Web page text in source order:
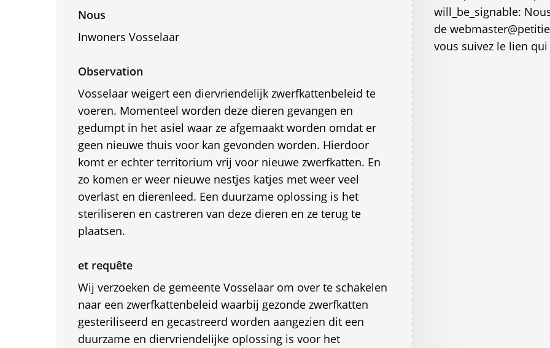
Nous
Inwoners Vosselaar
Observation
Vosselaar weigert een diervriendelijk zwerfkattenbeleid te
voeren. Momenteel worden deze dieren gevangen en
gedumpt in het asiel waar ze afgemaakt worden omdat er
geen nieuwe thuis voor kan gevonden worden. Hierdoor
komt er echter territorium vrij voor nieuwe zwerfkatten. En
zo komen er weer nieuwe nestjes katjes met weer veel
overlast en dierenleed. Een duurzame oplossing is het
steriliseren en castreren van deze dieren en ze terug te
plaatsen.
et requête
Wij verzoeken de gemeente Vosselaar om over te schakelen
naar een zwerfkattenbeleid waarbij gezonde zwerfkatten
gesteriliseerd en gecastreerd worden aangezien dit een
duurzame en diervriendelijke oplossing is voor het
will_be_signable:
de
vous suivez le lien